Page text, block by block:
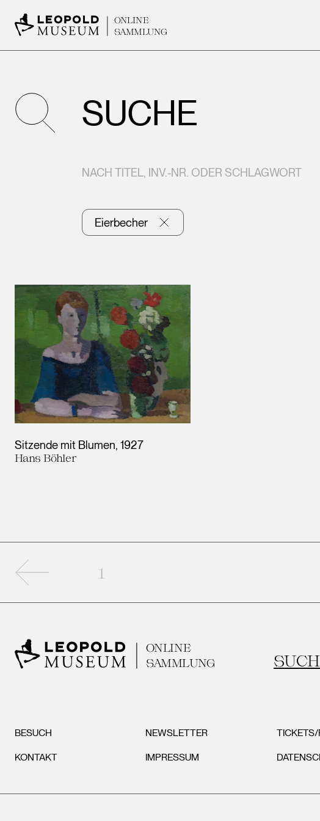
ONLINE
SAMMLUNG
NACH TITEL, INV.-NR. ODER SCHLAGWORT
Eierbecher
Results
Sitzende mit Blumen 1927
Hans Böhler
Vorherige Seite
1
ONLINE
SAMMLUNG
BESUCH
KONTAKT
NEWSLETTER
IMPRESSUM
TICKETS/